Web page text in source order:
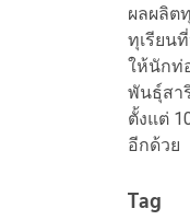
ผลผลิต
ทุเรียน
ให้นักท่
พันธุ์สา
ตั้งแต่
อีกด้วย
Tag